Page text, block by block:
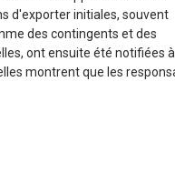
d'exporter initiales, souvent
des contingents et des
ont ensuite été notifiées à
montrent que les